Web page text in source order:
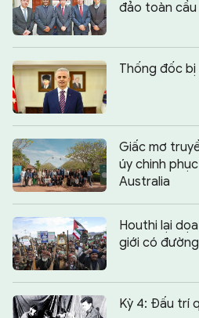
đảo toàn cầu
Thống đốc
Giấc mơ
úy chinh
Australia
Houthi lại
giới có
Kỳ 4: Đấu trí